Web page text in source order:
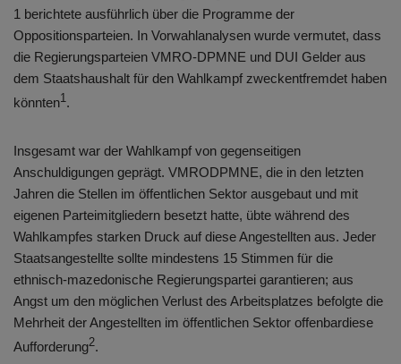
1 berichtete ausführlich über die Programme der
Oppositionsparteien. In Vorwahlanalysen wurde vermutet, dass
die Regierungsparteien VMRO-DPMNE und DUI Gelder aus
dem Staatshaushalt für den Wahlkampf zweckentfremdet haben
könnten1.
Insgesamt war der Wahlkampf von gegenseitigen
Anschuldigungen geprägt. VMRODPMNE, die in den letzten
Jahren die Stellen im öffentlichen Sektor ausgebaut und mit
eigenen Parteimitgliedern besetzt hatte, übte während des
Wahlkampfes starken Druck auf diese Angestellten aus. Jeder
Staatsangestellte sollte mindestens 15 Stimmen für die
ethnisch-mazedonische Regierungspartei garantieren; aus
Angst um den möglichen Verlust des Arbeitsplatzes befolgte die
Mehrheit der Angestellten im öffentlichen Sektor offenbardiese
Aufforderung2.